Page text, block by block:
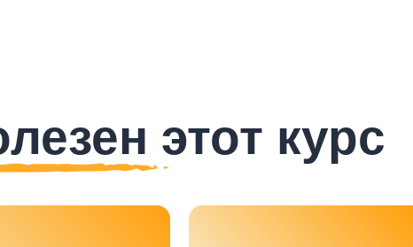
этот курс